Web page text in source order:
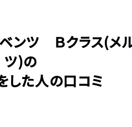
ンツ Ｂクラス(メ
ツ)の
した人の口コミ